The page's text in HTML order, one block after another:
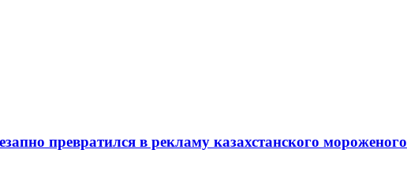
превратился в рекламу казахстанского мороженого